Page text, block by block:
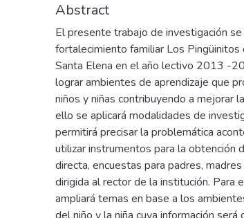
Abstract
El presente trabajo de investigación
fortalecimiento familiar Los
Santa Elena en el año lectivo 2013 -
lograr ambientes de aprendizaje que
niños y niñas contribuyendo a mejorar
ello se aplicará modalidades de
permitirá precisar la problemática
utilizar instrumentos para la obtención
directa, encuestas para padres,
dirigida al rector de la institución. Para
ampliará temas en base a los